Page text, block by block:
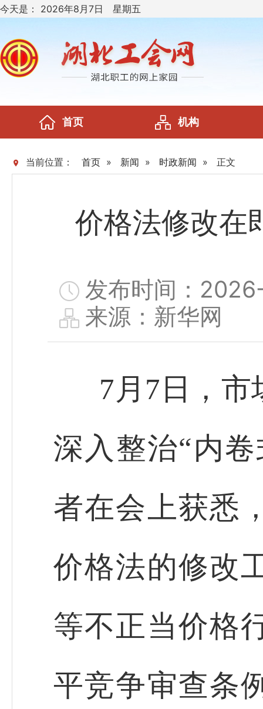
今天是： 2026年8月7日 星期五
首页 机构
当前位置： 首页 » 新闻 » 时政新闻 » 正文
价格法修改在
发布时间：
来源：新华网
7月7日，市
深入整治“内
者在会上获悉
价格法的修改
等不正当价格
平竞争审查条